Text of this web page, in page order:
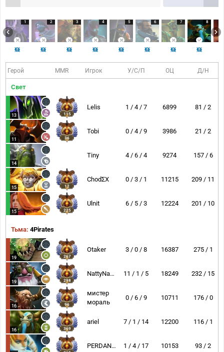
1 2 3 4 5 6 7 8
Герой MMR Игрок У/С/П ОЦ Д/Н
Свет
13 115
Lelis 1 / 4 / 7 6899 81 / 2
11 36
Tobi 0 / 4 / 9 3986 21 / 2
14
Tiny 4 / 6 / 4 9274 157 / 6
15 12
ChodΣX 0 / 3 / 1 11215 209 / 11
15 225
Ulnit 6 / 5 / 3 12224 201 / 10
Тьма: 4Pirates
19 267
Otaker 3 / 0 / 8 16387 275 / 1
19 298
NattyNarwhal 11 / 1 / 5 18249 232 / 15
16 96
мистер
мораль
0 / 6 / 9 10711 176 / 0
16 369
ariel 7 / 1 / 14 12200 116 / 1
PERDAN4IK 1 / 4 / 17 10153 93 / 2